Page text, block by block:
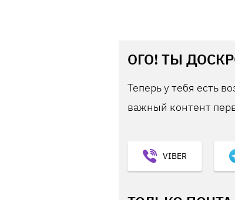
ОГО! ТЫ
Теперь у тебя есть
важный контент
VIBER